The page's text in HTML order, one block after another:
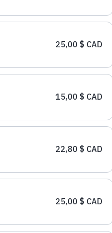
25,00 $ CAD
15,00 $ CAD
22,80 $ CAD
25,00 $ CAD